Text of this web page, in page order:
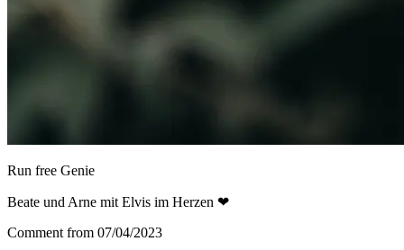
Run free Genie
Beate und Arne mit Elvis im Herzen ❤
Comment from 07/04/2023